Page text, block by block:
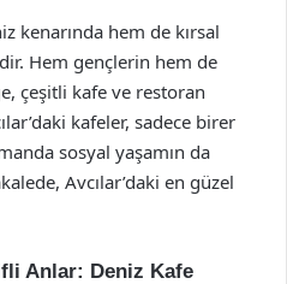
kenarında hem de kırsal
Hem gençlerin hem de
çeşitli kafe ve restoran
kafeler, sadece birer
sosyal yaşamın da
Avcılar’daki en güzel
Anlar: Deniz Kafe